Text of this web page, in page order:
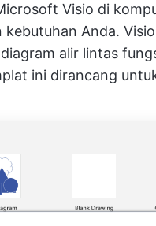
Visio di
kebutuhan Anda.
alir lintas
ini dirancang